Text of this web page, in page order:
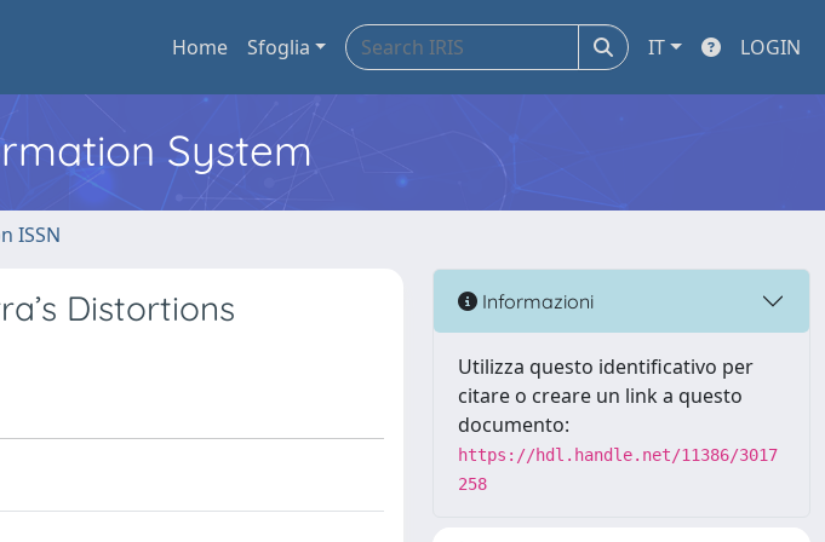
Home Sfoglia IT LOGIN
System
ISSN
Distortions Informazioni
Utilizza questo identificativo per
citare o creare un link a questo
documento:
https://hdl.handle.net/11386/3017
258